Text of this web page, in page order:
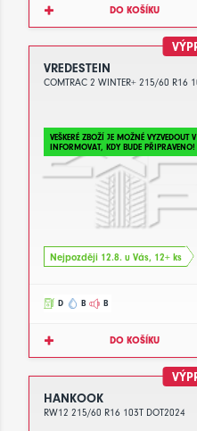
DO KOŠÍKU
VREDESTEIN
COMTRAC 2 WINTER+ 215/60 R16
VEŠKERÉ ZBOŽÍ JE MOŽNÉ
INFORMOVAT, KDY BUDE PŘIPRAVENO!
Nejpozději 12.8. u Vás, 12+ ks
D B B
DO KOŠÍKU
HANKOOK
RW12 215/60 R16 103T DOT2024